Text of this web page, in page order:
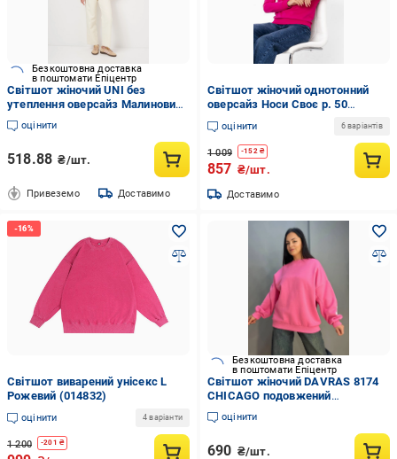
Безкоштовна доставка
в поштомати Епіцентр
Світшот жіночий UNI без
утеплення оверсайз Малиновий
(Wm165)
оцінити
518.88 ₴/шт.
Привеземо Доставимо
Світшот жіночий однотонний
оверсайз Носи Своє р. 50
Малиновий (8175-057)
оцінити 6 варіантів
1 009 -152₴
857 ₴/шт.
Доставимо
Світшот виварений унісекс L
Рожевий (014832)
оцінити 4 варіанти
1 200 -201 ₴
Безкоштовна доставка
в поштомати Епіцентр
Світшот жіночий DAVRAS 8174
CHICAGO подовжений
утеплений на флісі OS
Малиновий (1242)
оцінити
690 ₴/шт.